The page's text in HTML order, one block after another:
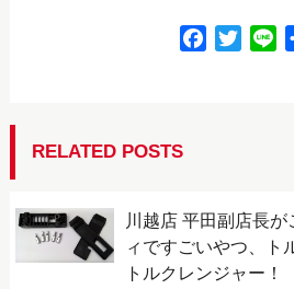
k
RELATED POSTS
川越店 平田副店長
ィですごいやつ、ト
トルクレンジャー！